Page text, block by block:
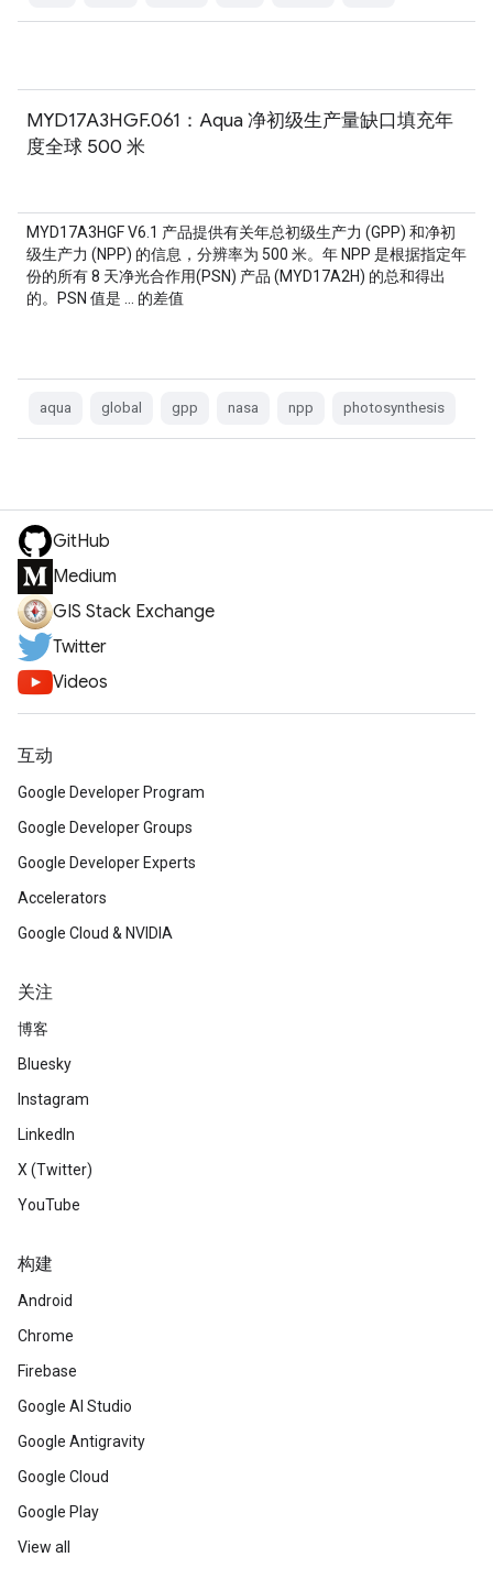
MYD17A3HGF.061：Aqua 净初级生产量缺口填充年
度全球 500 米
MYD17A3HGF V6.1 产品提供有关年总初级生产力 (GPP) 和净初
级生产力 (NPP) 的信息，分辨率为 500 米。年 NPP 是根据指定年
份的所有 8 天净光合作用(PSN) 产品 (MYD17A2H) 的总和得出
的。PSN 值是 … 的差值
aqua global gpp nasa npp photosynthesis
GitHub
Medium
GIS Stack Exchange
Twitter
Videos
互动
Google Developer Program
Google Developer Groups
Google Developer Experts
Accelerators
Google Cloud & NVIDIA
关注
博客
Bluesky
Instagram
LinkedIn
X (Twitter)
YouTube
构建
Android
Chrome
Firebase
Google AI Studio
Google Antigravity
Google Cloud
Google Play
View all